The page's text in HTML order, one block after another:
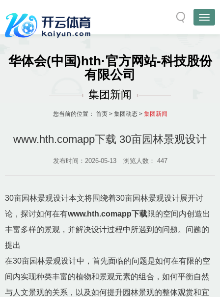
华体会(中国)hth·官方网站-科技股份
有限公司
集团新闻
您当前的位置： 首页> 集团动态> 集团新闻
www.hth.comapp下载 30亩园林景观设计
发布时间：2026-05-13 浏览人数： 447
30亩园林景观设计本文将围绕着30亩园林景观设计展开讨
论，探讨如何在有www.hth.comapp下载限的空间内创造出
丰富多样的景观，并解决设计过程中所遇到的问题。问题的
提出
在30亩园林景观设计中，首先面临的问题是如何在有限的空
间内实现种类丰富的植物和景观元素的组合，如何平衡自然
与人文景观的关系，以及如何提升园林景观的整体观赏和宜